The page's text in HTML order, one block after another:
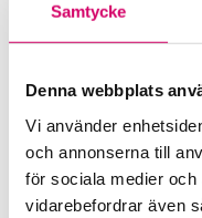
Samtycke
Denna webbplats
Vi använder
och annonserna till
för sociala medier
vidarebefordrar även
Lönepodden
Rådgivning i
Srf Uttalanden
Viktiga dagar till